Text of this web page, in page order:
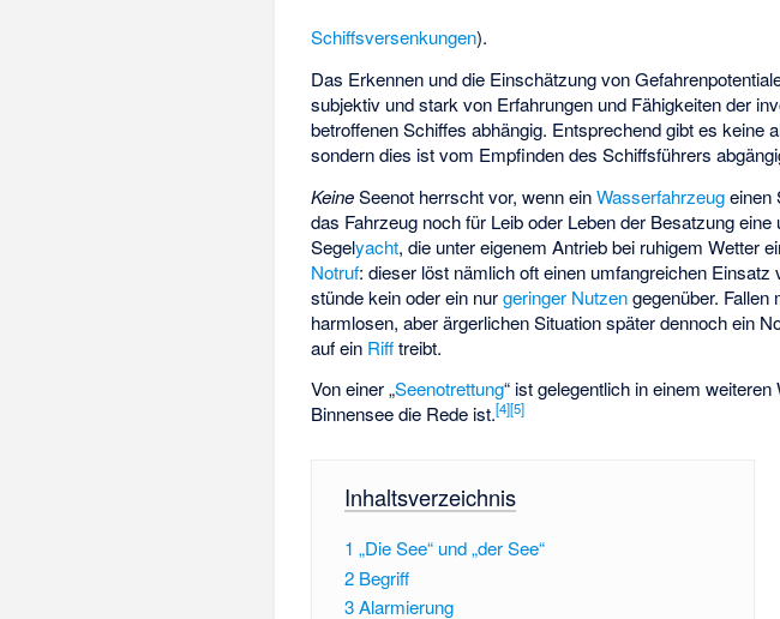
Schiffsversenkungen).
Das Erkennen und die Einschätzung von
subjektiv und stark von Erfahrungen und Fähigkeiten der
betroffenen Schiffes abhängig. Entsprechend gibt es keine
sondern dies ist vom Empfinden des Schiffsführers
KeineSeenot herrscht vor, wenn einWasserfahrzeugeinen
das Fahrzeug noch für Leib oder Leben der Besatzung
Segelyacht, die unter eigenem Antrieb bei ruhigem Wetter
Notruf: dieser löst nämlich oft einen umfangreichen
stünde kein oder ein nurgeringer Nutzengegenüber.
harmlosen, aber ärgerlichen Situation später dennoch ein
auf ein Rifftreibt.
Von einer „Seenotrettung“ ist gelegentlich in einem
Binnensee die Rede ist.[4][5]
Inhaltsverzeichnis
1 „Die See“ und „der See“
2 Begriff
3Alarmierung